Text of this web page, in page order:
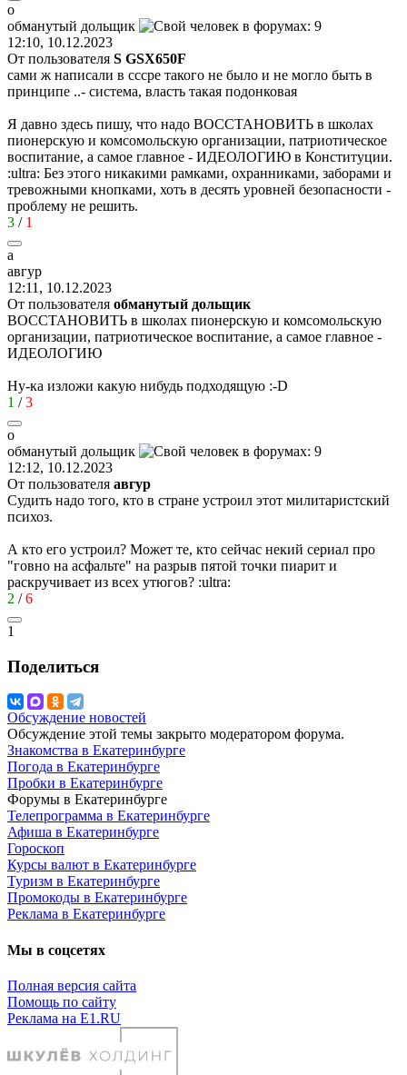
о
обманутый дольщик
12:10, 10.12.2023
От пользователя S GSX650F
сами ж написали в сссре такого не было и не могло быть в
принципе ..- система, власть такая подонковая
Я давно здесь пишу, что надо ВОССТАНОВИТЬ в школах
пионерскую и комсомольскую организации, патриотическое
воспитание, а самое главное - ИДЕОЛОГИЮ в Конституции.
:ultra: Без этого никакими рамками, охранниками, заборами и
тревожными кнопками, хоть в десять уровней безопасности -
проблему не решить.
3 / 1
а
авгуp
12:11, 10.12.2023
От пользователя обманутый дольщик
ВОССТАНОВИТЬ в школах пионерскую и комсомольскую
организации, патриотическое воспитание, а самое главное -
ИДЕОЛОГИЮ
Ну-ка изложи какую нибудь подходящую :-D
1 /3
о
обманутый дольщик
12:12, 10.12.2023
От пользователя авгуp
Судить надо того, кто в стране устроил этот милитаристский
психоз.
А кто его устроил? Может те, кто сейчас некий сериал про
"говно на асфальте" на разрыв пятой точки пиарит и
раскручивает из всех утюгов? :ultra:
2 /6
1
Поделиться
Обсуждение новостей
Обсуждение этой темы закрыто модератором форума.
Знакомства в Екатеринбурге
Погода в Екатеринбурге
Пробки в Екатеринбурге
Форумы в Екатеринбурге
Телепрограмма в Екатеринбурге
Афиша в Екатеринбурге
Гороскоп
Курсы валют в Екатеринбурге
Туризм в Екатеринбурге
Промокоды в Екатеринбурге
Реклама в Екатеринбурге
Мы в соцсетях
Полная версия сайта
Помощь по сайту
Реклама на E1.RU